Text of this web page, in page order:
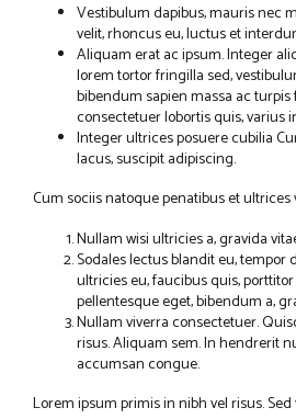
Vestibulum dapibus, mauris nec
velit, rhoncus eu, luctus et
Aliquam erat ac ipsum. Integer
lorem tortor fringilla sed,
bibendum sapien massa ac
consectetuer lobortis quis, varius
Integer ultrices posuere cubilia
lacus, suscipit adipiscing.
Cum sociis natoque penatibus et ultrices
Nullam wisi ultricies a, gravida
Sodales lectus blandit eu, tempor
ultricies eu, faucibus quis,
pellentesque eget, bibendum a,
Nullam viverra consectetuer.
risus. Aliquam sem. In hendrerit
accumsan congue.
Lorem ipsum primis in nibh vel risus. Sed